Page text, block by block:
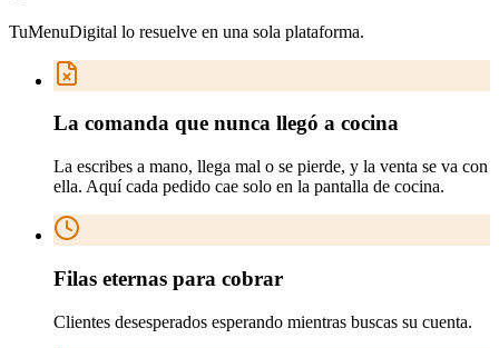
TuMenuDigital lo resuelve en una sola plataforma.
La comanda que nunca llegó a cocina
La escribes a mano, llega mal o se pierde, y la venta se va con
ella. Aquí cada pedido cae solo en la pantalla de cocina.
Filas eternas para cobrar
Clientes desesperados esperando mientras buscas su cuenta.